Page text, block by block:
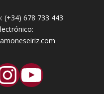
(+34) 678 733 443
YouTube